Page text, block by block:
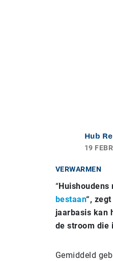
Hub
19
VERWARMEN
“
bestaan“,
jaarbasis kan
de stroom die
Gemiddeld